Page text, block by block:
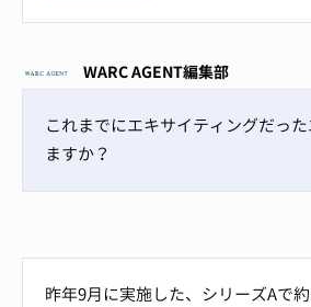
WARC AGENT編集部
これまでにエキサイティングだっ
ますか？
昨年9月に実施した、シリーズAで